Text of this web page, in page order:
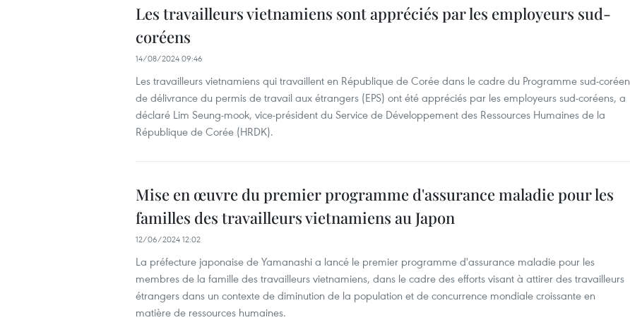
Les travailleurs vietnamiens sont appréciés par les employeurs sud-
coréens
14/08/2024 09:46
Les travailleurs vietnamiens qui travaillent en République de Corée dans le cadre du Programme sud-coréen
de délivrance du permis de travail aux étrangers (EPS) ont été appréciés par les employeurs sud-coréens, a
déclaré Lim Seung-mook, vice-président du Service de Développement des Ressources Humaines de la
République de Corée (HRDK).
Mise en œuvre du premier programme d'assurance maladie pour les
familles des travailleurs vietnamiens au Japon
12/06/2024 12:02
La préfecture japonaise de Yamanashi a lancé le premier programme d'assurance maladie pour les
membres de la famille des travailleurs vietnamiens, dans le cadre des efforts visant à attirer des travailleurs
étrangers dans un contexte de diminution de la population et de concurrence mondiale croissante en
matière de ressources humaines.